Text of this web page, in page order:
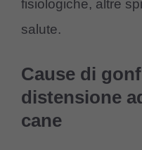
fisiologiche, altre
salute.
Cause di
distensione
cane